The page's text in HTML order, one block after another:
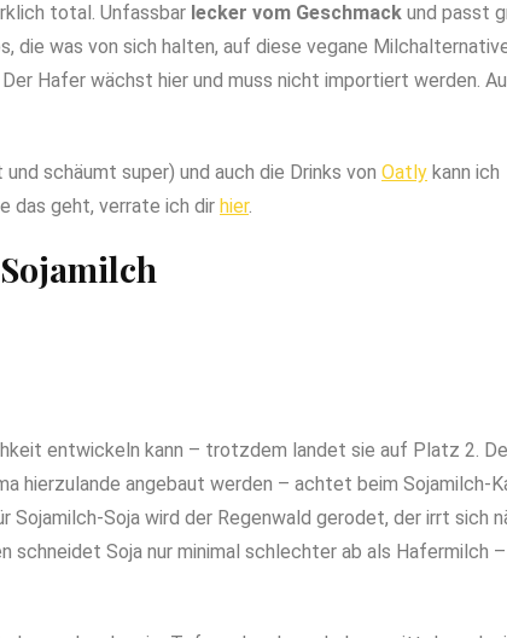
total. Unfassbar lecker vom Geschmack und passt
die was von sich halten, auf diese vegane
Der Hafer wächst hier und muss nicht importiert werden.
schäumt super) und auch die Drinks von Oatly kann ich
das geht, verrate ich dir hier.
entwickeln kann – trotzdem landet sie auf Platz 2.
hierzulande angebaut werden – achtet beim Sojamilch-
Soja wird der Regenwald gerodet, der irrt sich
schneidet Soja nur minimal schlechter ab als Hafermilch